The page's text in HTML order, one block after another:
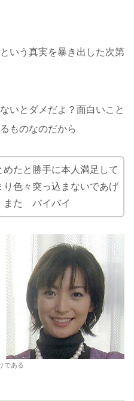
いう真実を暴き出した次第
いとダメだよ？面白いこと
ものなのだから
たと勝手に本人満足して
り色々突っ込まないであげ
また バイバイ
である